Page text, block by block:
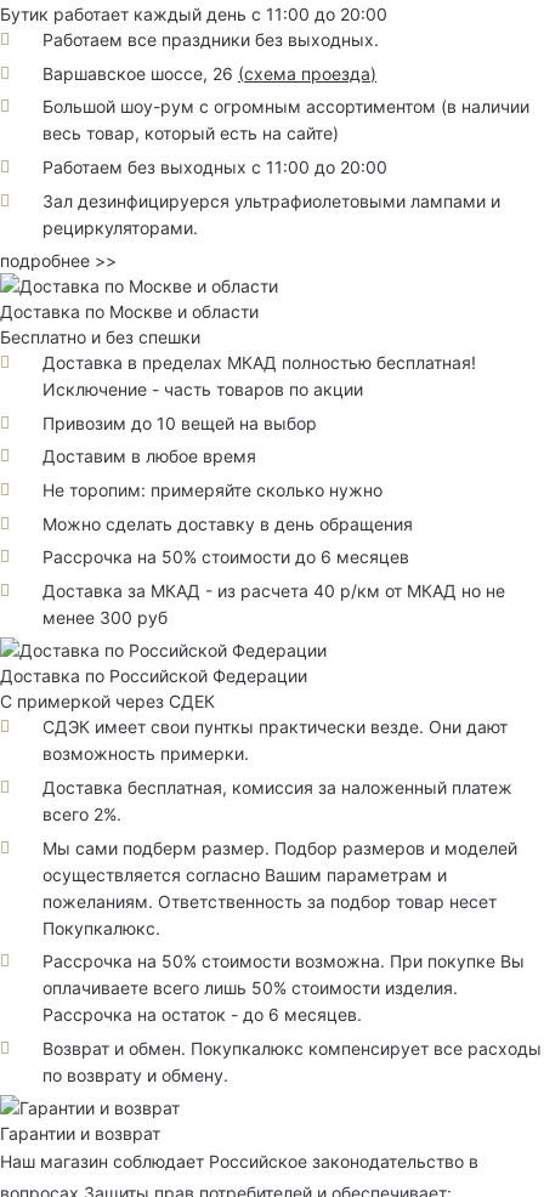
Бутик работает каждый день с 11:00 до 20:00
Работаем все праздники без выходных.
Варшавское шоссе, 26 (схема проезда)
Большой шоу-рум с огромным ассортиментом (в наличии
весь товар, который есть на сайте)
Работаем без выходных с 11:00 до 20:00
Зал дезинфицируерся ультрафиолетовыми лампами и
рециркуляторами.
подробнее >>
Доставка по Москве и области
Бесплатно и без спешки
Доставка в пределах МКАД полностью бесплатная!
Исключение - часть товаров по акции
Привозим до 10 вещей на выбор
Доставим в любое время
Не торопим: примеряйте сколько нужно
Можно сделать доставку в день обращения
Рассрочка на 50% стоимости до 6 месяцев
Доставка за МКАД - из расчета 40 р/км от МКАД но не
менее 300 руб
Доставка по Российской Федерации
С примеркой через СДЕК
СДЭК имеет свои пунткы практически везде. Они дают
возможность примерки.
Доставка бесплатная, комиссия за наложенный платеж
всего 2%.
Мы сами подберм размер. Подбор размеров и моделей
осуществляется согласно Вашим параметрам и
пожеланиям. Ответственность за подбор товар несет
Покупкалюкс.
Рассрочка на 50% стоимости возможна. При покупке Вы
оплачиваете всего лишь 50% стоимости изделия.
Рассрочка на остаток - до 6 месяцев.
Возврат и обмен. Покупкалюкс компенсирует все расходы
по возврату и обмену.
Гарантии и возврат
Наш магазин соблюдает Российское законодательство в